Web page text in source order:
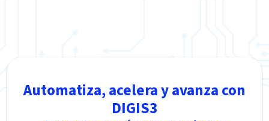
Automatiza, acelera y avanza con
DIGIS3